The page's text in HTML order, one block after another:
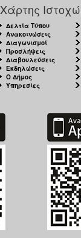
Χάρτης
Δελτία Τύπου
Ανακοινώσεις
Διαγωνισμοί
Προσλήψεις
Διαβουλεύσεις
Εκδηλώσεις
Ο Δήμος
Υπηρεσίες